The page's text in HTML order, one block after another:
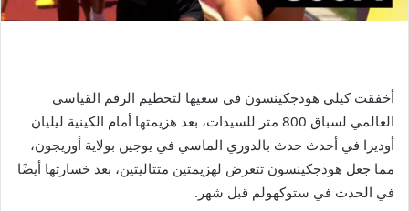
أخفقت كيلي هودجكينسون في سعيها لتحطيم الرقم القياسي
العالمي لسباق 800 متر للسيدات، بعد هزيمتها أمام الكينية ليليان
أوديرا في أحدث حدث بالدوري الماسي في يوجين بولاية أوريجون،
مما جعل هودجكينسون تتعرض لهزيمتين متتاليتين، بعد خسارتها أيضًا
في الحدث في ستوكهولم قبل شهر.